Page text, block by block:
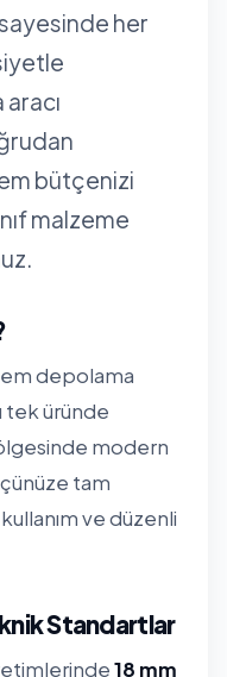
her
bütçenizi
malzeme
depolama
tek üründe
modern
tam
ve düzenli
Standartlar
18 mm